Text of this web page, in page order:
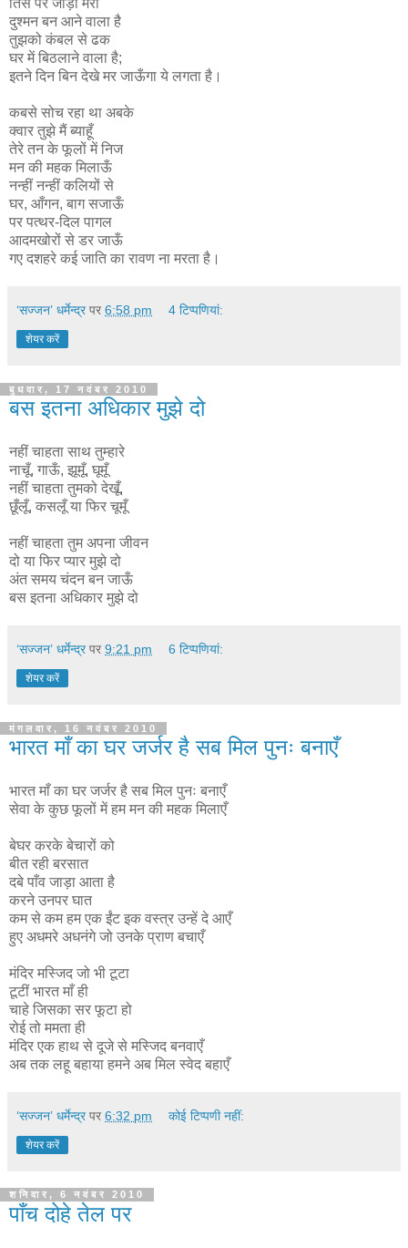
तिस पर जाड़ा मेरा
दुश्मन बन आने वाला है
तुझको कंबल से ढक
घर में बिठलाने वाला है;
इतने दिन बिन देखे मर जाऊँगा ये लगता है।
कबसे सोच रहा था अबके
क्वार तुझे मैं ब्याहूँ
तेरे तन के फूलों में निज
मन की महक मिलाऊँ
नन्हीं नन्हीं कलियों से
घर, आँगन, बाग सजाऊँ
पर पत्थर-दिल पागल
आदमखोरों से डर जाऊँ
गए दशहरे कई जाति का रावण ना मरता है।
‘सज्जन’ धर्मेन्द्र पर 6:58 pm 4 टिप्‍पणियां:
शेयर करें
बुधवार, 17 नवंबर 2010
बस इतना अधिकार मुझे दो
नहीं चाहता साथ तुम्हारे
नाचूँ, गाऊँ, झूमूँ, घूमूँ
नहीं चाहता तुमको देखूँ,
छूँलूँ, कसलूँ या फिर चूमूँ
नहीं चाहता तुम अपना जीवन
दो या फिर प्यार मुझे दो
अंत समय चंदन बन जाऊँ
बस इतना अधिकार मुझे दो
‘सज्जन’ धर्मेन्द्र पर 9:21 pm 6 टिप्‍पणियां:
शेयर करें
मंगलवार, 16 नवंबर 2010
भारत माँ का घर जर्जर है सब मिल पुनः बनाएँ
भारत माँ का घर जर्जर है सब मिल पुनः बनाएँ
सेवा के कुछ फूलों में हम मन की महक मिलाएँ
बेघर करके बेचारों को
बीत रही बरसात
दबे पाँव जाड़ा आता है
करने उनपर घात
कम से कम हम एक ईंट इक वस्त्र उन्हें दे आएँ
हुए अधमरे अधनंगे जो उनके प्राण बचाएँ
मंदिर मस्जिद जो भी टूटा
टूटीं भारत माँ ही
चाहे जिसका सर फूटा हो
रोई तो ममता ही
मंदिर एक हाथ से दूजे से मस्जिद बनवाएँ
अब तक लहू बहाया हमने अब मिल स्वेद बहाएँ
‘सज्जन’ धर्मेन्द्र पर 6:32 pm कोई टिप्पणी नहीं:
शेयर करें
शनिवार, 6 नवंबर 2010
पाँच दोहे तेल पर